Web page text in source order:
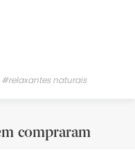
#relaxantes naturais
compraram